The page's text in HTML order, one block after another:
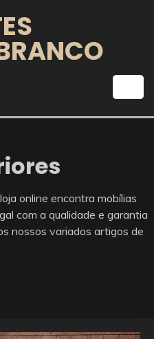
online encontra mobílias
com a qualidade e garantia
nossos variados artigos de